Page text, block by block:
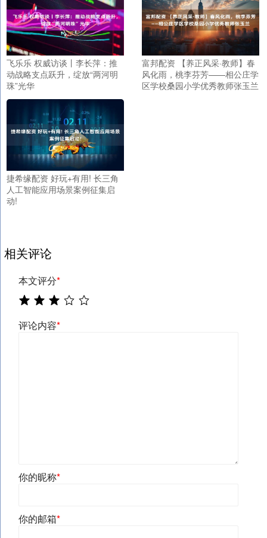
飞乐乐 权威访谈丨李长萍：推
动战略支点跃升，绽放“两河明
珠”光华
富邦配资 【养正风采·教师】春
风化雨，桃李芬芳——相公庄学
区学校桑园小学优秀教师张玉兰
捷希缘配资 好玩+有用! 长三角
人工智能应用场景案例征集启
动!
相关评论
本文评分*
评论内容*
你的昵称*
你的邮箱*